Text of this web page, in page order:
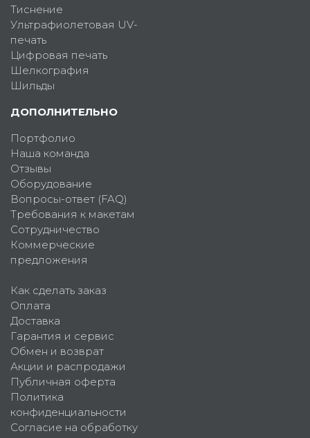
Тиснение
Ультрафиолетовая UV-
печать
Цифровая печать
Шелкография
Шильды
ДОПОЛНИТЕЛЬНО
Портфолио
Наша команда
Отзывы
Оборудование
Вопросы-ответ (FAQ)
Требования к макетам
Сотрудничество
Коммерческие
предложения
Как сделать заказ
Оплата
Доставка
Гарантия и сервис
Обмен и возврат
Акции и распродажи
Публичная оферта
Политика
конфиденциальности
Согласие на обработку